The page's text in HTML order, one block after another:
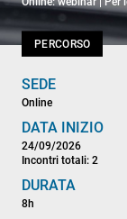
PERCORSO
SEDE
Online
DATA INIZIO
24/09/2026
Incontri totali: 2
DURATA
8h